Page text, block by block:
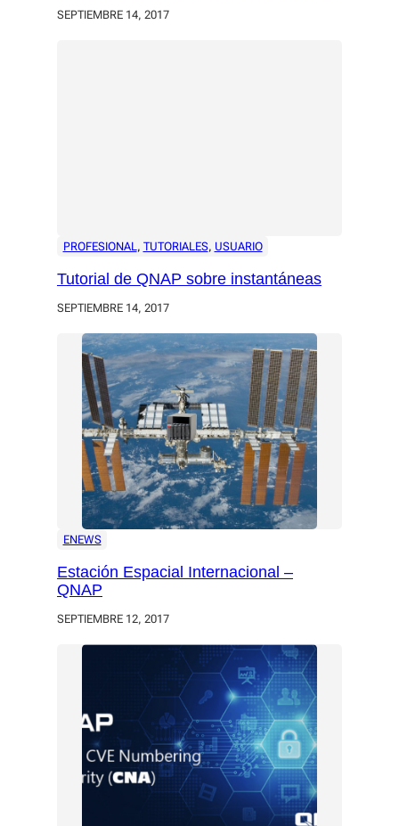
SEPTIEMBRE 14, 2017
PROFESIONAL , TUTORIALES, USUARIO
Tutorial de QNAP sobre instantáneas
SEPTIEMBRE 14, 2017
ENEWS
Estación Espacial Internacional –
QNAP
SEPTIEMBRE 12, 2017